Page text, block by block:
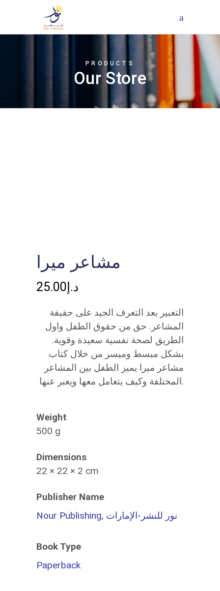
PRODUCTS
Our Store
مشاعر ميرا
د.إ 25.00
التعبير بعد التعرف الجيد على حقيقة
المشاعر. حق من حقوق الطفل واول
الطريق لصحة نفسية سعيدة وقوية.
بشكل مبسط وميسر من خلال كتاب
مشاعر ميرا يميز الطفل بين المشاعر
المختلفة وكيف يتعامل معها ويعبر عنها.
Weight
500 g
Dimensions
22 × 22 × 2 cm
Publisher Name
Nour Publishing, نور للنشر-الإمارات
Book Type
Paperback